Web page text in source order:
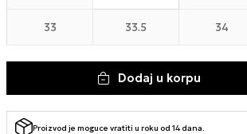
33 33.5 34
Dodaj u korpu
Proizvod je moguce vratiti u roku od 14 dana.